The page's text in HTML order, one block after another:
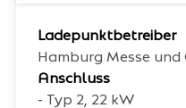
Ladepunktbetreiber
Hamburg Messe und
Anschluss
- Typ 2, 22 kW